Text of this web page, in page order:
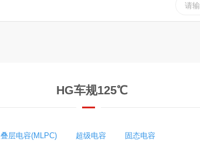
HG车规125℃
叠层电容(MLPC) 超级电容 固态电容